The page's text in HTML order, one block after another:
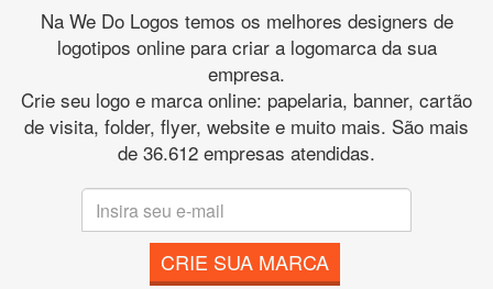
Na We Do Logos temos os melhores designers de
logotipos online para criar a logomarca da sua
empresa.
Crie seu logo e marca online: papelaria, banner, cartão
de visita, folder, flyer, website e muito mais. São mais
de 36.612 empresas atendidas.
CRIE SUA MARCA